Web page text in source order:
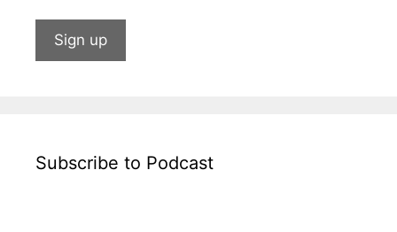
Subscribe to Podcast